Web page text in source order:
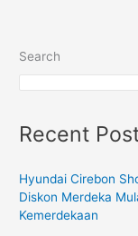
Search
Recent
Hyundai Cirebon
Diskon Merdeka
Kemerdekaan